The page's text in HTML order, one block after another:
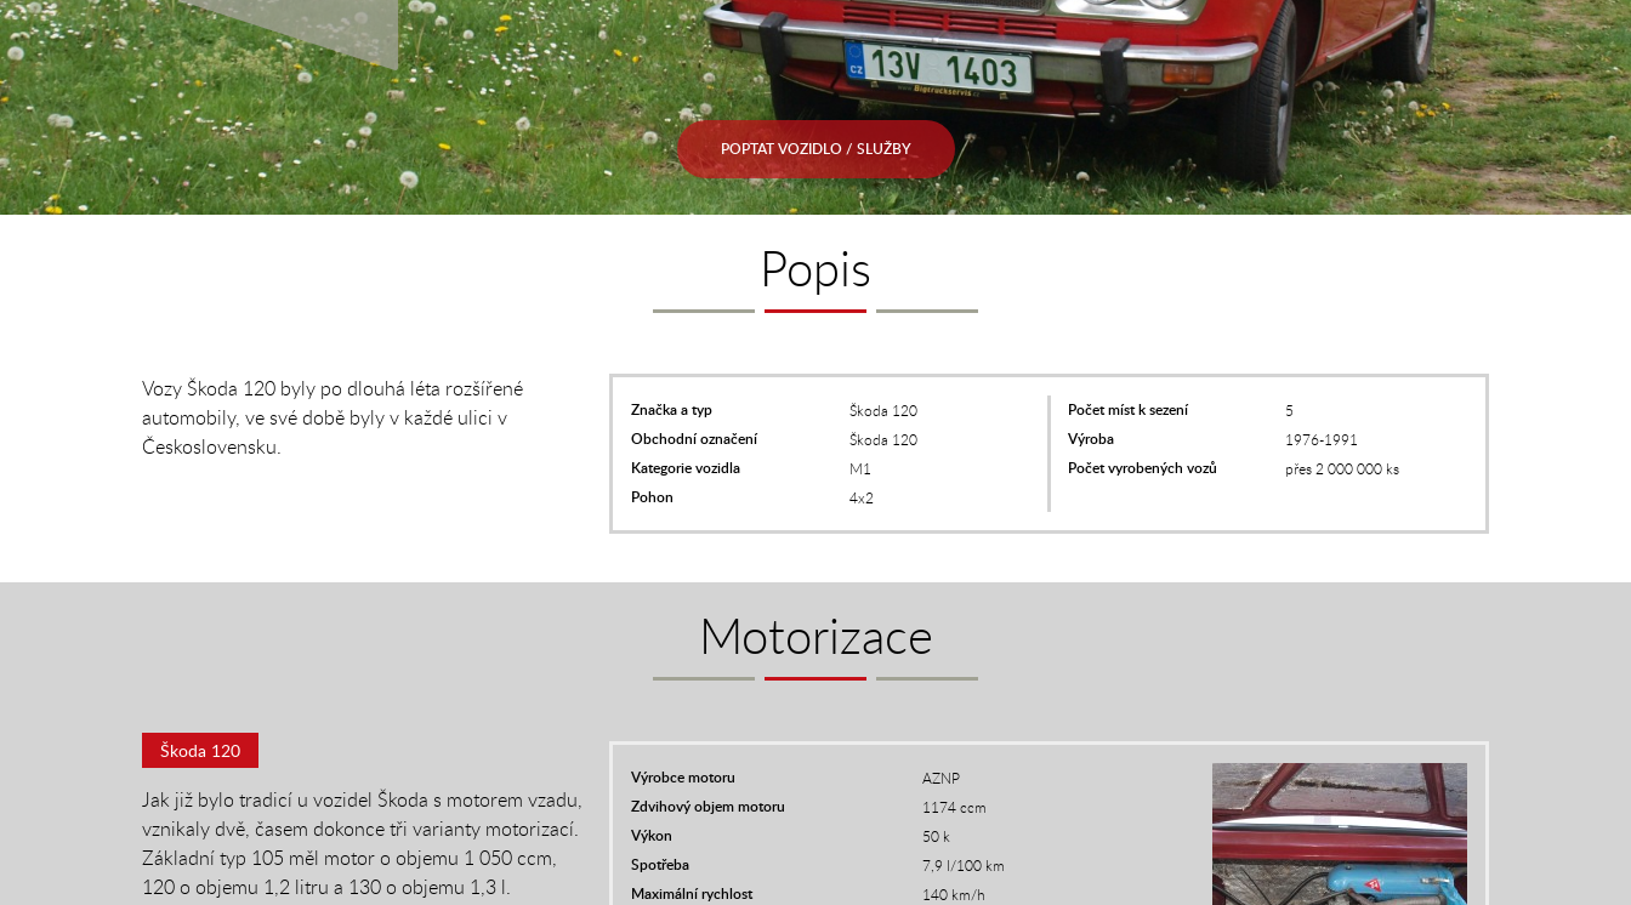
POPTAT VOZIDLO / SLUŽBY
Popis
Značka a typ Škoda 120
Obchodní označení Škoda 120
Kategorie vozidla M1
Pohon 4x2
Počet míst k sezení 5
Výroba 1976-1991
Počet vyrobených vozů přes 2 000 000 ks
Vozy Škoda 120 byly po dlouhá léta rozšířené
automobily, ve své době byly v každé ulici v
Československu.
Motorizace
Výrobce motoru AZNP
Zdvihový objem motoru 1174 ccm
Výkon 50 k
Spotřeba 7,9 l/100 km
Maximální rychlost 140 km/h
Škoda 120
Jak již bylo tradicí u vozidel Škoda s motorem vzadu,
vznikaly dvě, časem dokonce tři varianty motorizací.
Základní typ 105 měl motor o objemu 1 050 ccm,
120 o objemu 1,2 litru a 130 o objemu 1,3 l.